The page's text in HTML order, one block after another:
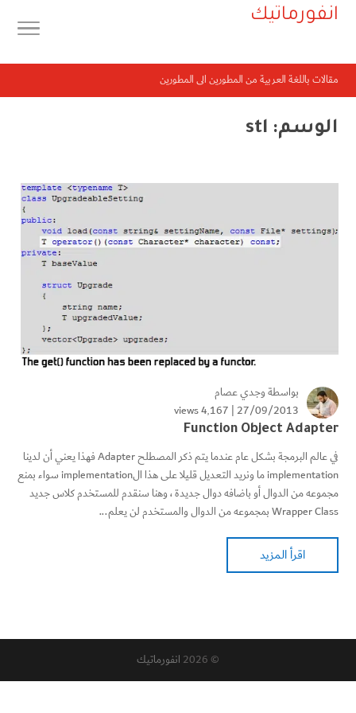
انفورماتيك
مقالات باللغة العربية من المطورين الى المطورين
الوسم: stl
بواسطةوجدي عصام
27/09/2013 | 4٬167 views
Function Object Adapter
في عالم البرمجة بشكل عام عندما يتم ذكر المصطلح Adapter فهذا يعني أن لدينا
implementation ما ونريد التعديل قليلا على هذا الimplementation سواء بمنع
مجموعه من الدوال أو باضافه دوال جديدة ، وهنا سنقدم للمستخدم كلاس جديد
Wrapper Class بمجموعه من الدوال والمستخدم لن يعلم...
اقرأ المزيد
© 2026 انفورماتيك